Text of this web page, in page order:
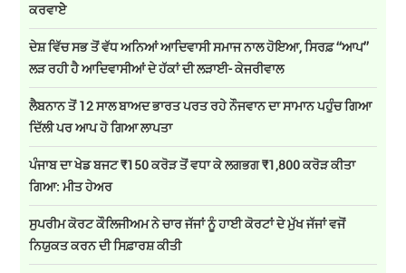
ਕਰਵਾਏੇ
ਦੇਸ਼ ਵਿੱਚ ਸਭ ਤੋਂ ਵੱਧ ਅਨਿਆਂ ਆਦਿਵਾਸੀ ਸਮਾਜ ਨਾਲ ਹੋਇਆ, ਸਿਰਫ਼ ‘‘ਆਪ’’
ਲੜ ਰਹੀ ਹੈ ਆਦਿਵਾਸੀਆਂ ਦੇ ਹੱਕਾਂ ਦੀ ਲੜਾਈ- ਕੇਜਰੀਵਾਲ
ਲੈਬਨਾਨ ਤੋਂ 12 ਸਾਲ ਬਾਅਦ ਭਾਰਤ ਪਰਤ ਰਹੇ ਨੌਜਵਾਨ ਦਾ ਸਾਮਾਨ ਪਹੁੰਚ ਗਿਆ
ਦਿੱਲੀ ਪਰ ਆਪ ਹੋ ਗਿਆ ਲਾਪਤਾ
ਪੰਜਾਬ ਦਾ ਖੇਡ ਬਜਟ ₹150 ਕਰੋੜ ਤੋਂ ਵਧਾ ਕੇ ਲਗਭਗ ₹1,800 ਕਰੋੜ ਕੀਤਾ
ਗਿਆ: ਮੀਤ ਹੇਅਰ
ਸੁਪਰੀਮ ਕੋਰਟ ਕੌਲਿਜੀਅਮ ਨੇ ਚਾਰ ਜੱਜਾਂ ਨੂੰ ਹਾਈ ਕੋਰਟਾਂ ਦੇ ਮੁੱਖ ਜੱਜਾਂ ਵਜੋਂ
ਨਿਯੁਕਤ ਕਰਨ ਦੀ ਸਿਫ਼ਾਰਸ਼ ਕੀਤੀ